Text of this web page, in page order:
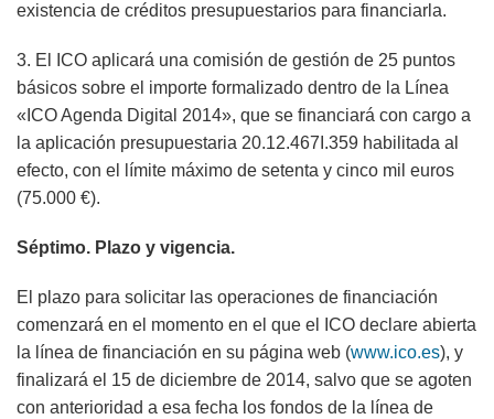
existencia de créditos presupuestarios para financiarla.
3. El ICO aplicará una comisión de gestión de 25 puntos
básicos sobre el importe formalizado dentro de la Línea
«ICO Agenda Digital 2014», que se financiará con cargo a
la aplicación presupuestaria 20.12.467I.359 habilitada al
efecto, con el límite máximo de setenta y cinco mil euros
(75.000 €).
Séptimo. Plazo y vigencia.
El plazo para solicitar las operaciones de financiación
comenzará en el momento en el que el ICO declare abierta
la línea de financiación en su página web (www.ico.es), y
finalizará el 15 de diciembre de 2014, salvo que se agoten
con anterioridad a esa fecha los fondos de la línea de